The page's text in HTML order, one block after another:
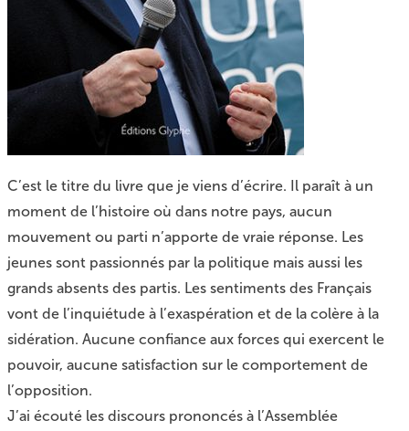
C’est le titre du livre que je viens d’écrire. Il paraît à un
moment de l’histoire où dans notre pays, aucun
mouvement ou parti n’apporte de vraie réponse. Les
jeunes sont passionnés par la politique mais aussi les
grands absents des partis. Les sentiments des Français
vont de l’inquiétude à l’exaspération et de la colère à la
sidération. Aucune confiance aux forces qui exercent le
pouvoir, aucune satisfaction sur le comportement de
l’opposition.
J’ai écouté les discours prononcés à l’Assemblée